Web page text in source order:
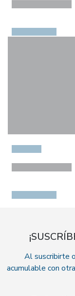
Al suscribirte
acumulable con